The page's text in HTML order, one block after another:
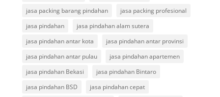
jasa packing barang pindahan
jasa packing profesional
jasa pindahan
jasa pindahan alam sutera
jasa pindahan antar kota
jasa pindahan antar provinsi
jasa pindahan antar pulau
jasa pindahan apartemen
jasa pindahan Bekasi
jasa pindahan Bintaro
jasa pindahan BSD
jasa pindahan cepat